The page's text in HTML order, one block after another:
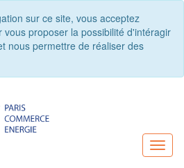
sur ce site, vous acceptez
vous proposer la possibilité d'intéragir
nous permettre de réaliser des